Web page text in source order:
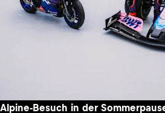
Alpine-Besuch in der